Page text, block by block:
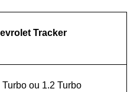
Tracker
Turbo ou 1.2 Turbo